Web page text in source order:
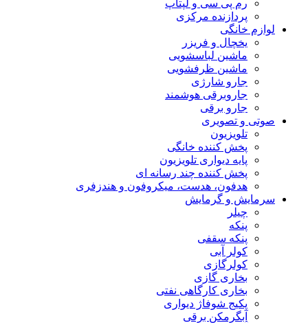
رم پی سی و لپتاپ
پردازنده مرکزی
لوازم خانگی
یخچال و فریزر
ماشین لباسشویی
ماشین ظرفشویی
جارو شارژی
جاروبرقی هوشمند
جارو برقی
صوتی و تصویری
تلویزیون
پخش کننده خانگی
پایه دیواری تلویزیون
پخش کننده چند رسانه ای
هدفون، هدست، میکروفون و هندزفری
سرمایش و گرمایش
چیلر
پنکه
پنکه سقفی
کولر آبی
کولرگازی
بخاری گازی
بخاری کارگاهی نفتی
پکیج شوفاژ دیواری
آبگرمکن برقی